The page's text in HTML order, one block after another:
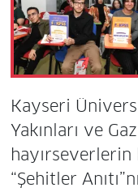
Kayseri
Yakınları ve
hayırseverlerin
“Şehitler